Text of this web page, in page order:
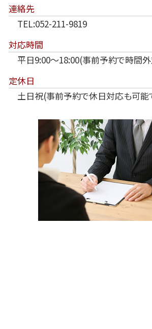
連絡先
TEL:052-211-9819
対応時間
平日9:00～18:00(事前予約で時間
定休日
土日祝(事前予約で休日対応も可能